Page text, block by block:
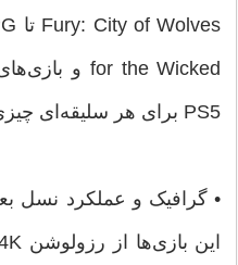
PS5 برای هر سلیقه‌ای چیزی ارائه می‌دهد.